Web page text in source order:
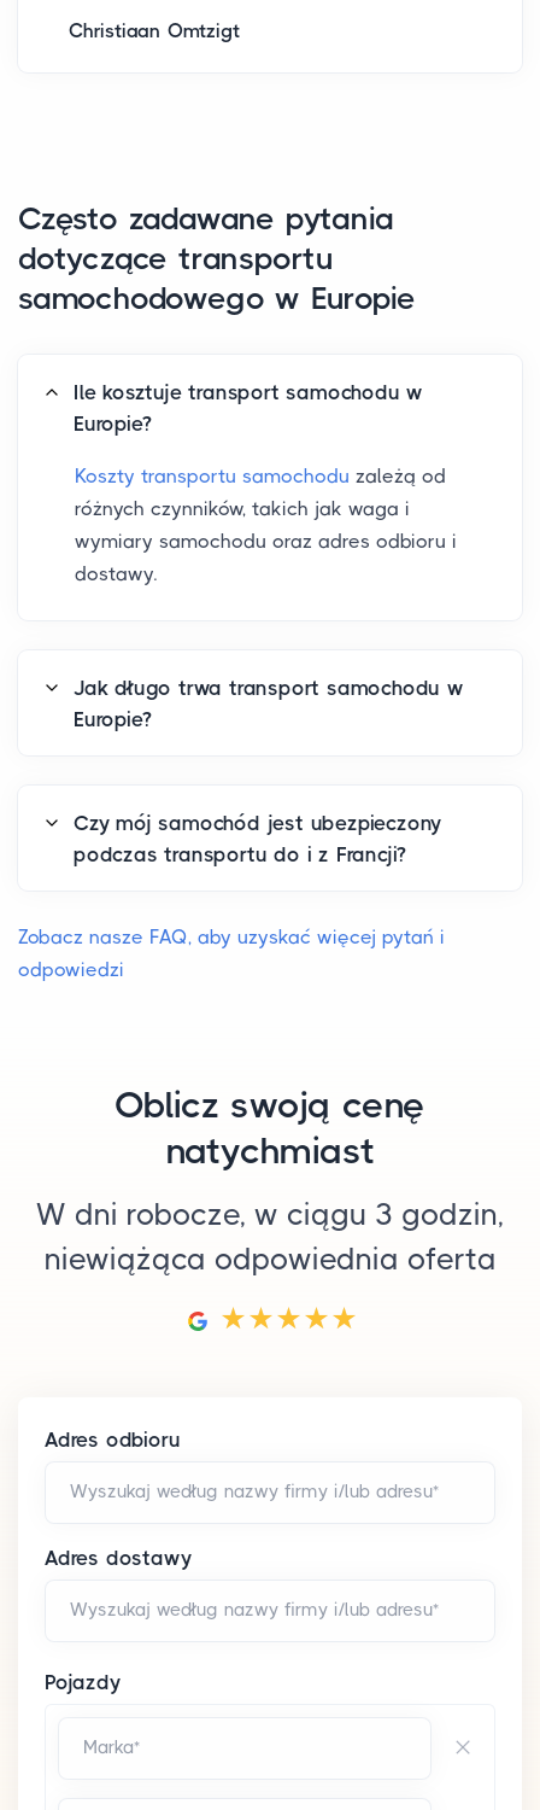
Christiaan Omtzigt
Często zadawane pytania
dotyczące transportu
samochodowego w Europie
Ile kosztuje transport samochodu w
Europie?
Koszty transportu samochodu zależą od
różnych czynników, takich jak waga i
wymiary samochodu oraz adres odbioru i
dostawy.
Jak długo trwa transport samochodu w
Europie?
Czy mój samochód jest ubezpieczony
podczas transportu do i z Francji?
Zobacz nasze FAQ, aby uzyskać więcej pytań i
odpowiedzi
Oblicz swoją cenę
natychmiast
W dni robocze, w ciągu 3 godzin,
niewiążąca odpowiednia oferta
Adres odbioru
Wyszukaj według nazwy firmy i/lub adresu*
Adres dostawy
Wyszukaj według nazwy firmy i/lub adresu*
Pojazdy
Marka*